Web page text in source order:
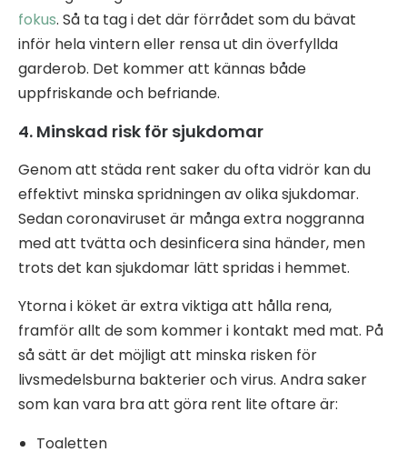
fokus. Så ta tag i det där förrådet som du bävat
inför hela vintern eller rensa ut din överfyllda
garderob. Det kommer att kännas både
uppfriskande och befriande.
4. Minskad risk för sjukdomar
Genom att städa rent saker du ofta vidrör kan du
effektivt minska spridningen av olika sjukdomar.
Sedan coronaviruset är många extra noggranna
med att tvätta och desinficera sina händer, men
trots det kan sjukdomar lätt spridas i hemmet.
Ytorna i köket är extra viktiga att hålla rena,
framför allt de som kommer i kontakt med mat. På
så sätt är det möjligt att minska risken för
livsmedelsburna bakterier och virus. Andra saker
som kan vara bra att göra rent lite oftare är:
Toaletten